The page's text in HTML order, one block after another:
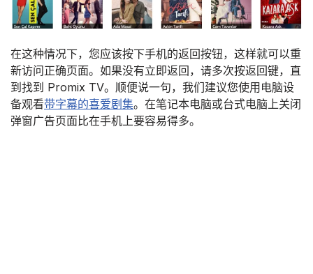
在这种情况下，您应该按下手机的返回按钮，这样就可以重
新访问正确页面。如果没有立即返回，请多次按返回键，直
到找到 Promix TV。顺便说一句，我们建议您使用电脑设
备观看带字幕的喜爱剧集。在笔记本电脑或台式电脑上关闭
弹窗广告页面比在手机上要容易得多。